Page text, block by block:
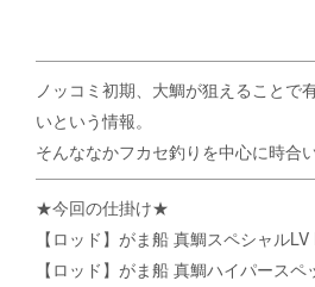
ノッコミ初期、大鯛が狙えること
いという情報。
そんななかフカセ釣りを中心に時合
★今回の仕掛け★
【ロッド】がま船 真鯛スペシャル
【ロッド】がま船 真鯛ハイパースペ